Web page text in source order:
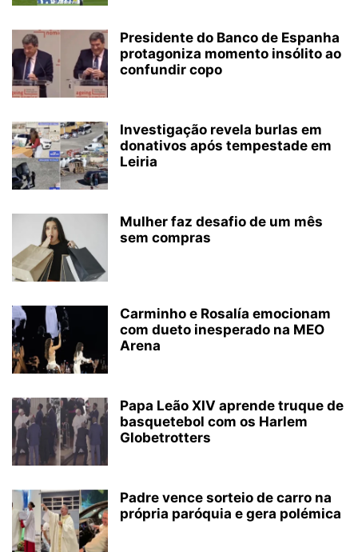
Presidente do Banco de Espanha
protagoniza momento insólito ao
confundir copo
Investigação revela burlas em
donativos após tempestade em
Leiria
Mulher faz desafio de um mês
sem compras
Carminho e Rosalía emocionam
com dueto inesperado na MEO
Arena
Papa Leão XIV aprende truque de
basquetebol com os Harlem
Globetrotters
Padre vence sorteio de carro na
própria paróquia e gera polémica